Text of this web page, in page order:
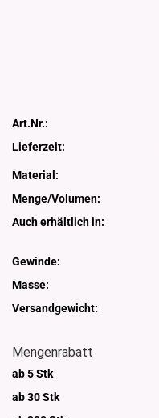
Art.Nr.:
Lieferzeit:
Material:
Menge/Volumen:
Auch erhältlich in:
Gewinde:
Masse:
Versandgewicht:
Mengenrabatt
ab 5 Stk
ab 30 Stk